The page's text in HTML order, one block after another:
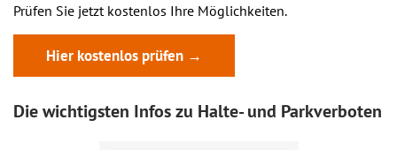
Prüfen Sie jetzt kostenlos Ihre Möglichkeiten.
Hier kostenlos prüfen →
Die wichtigsten Infos zu Halte- und Parkverboten